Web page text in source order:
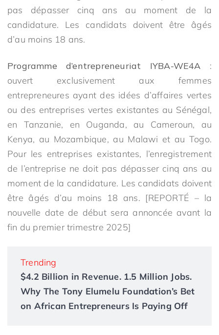
pas dépasser cinq ans au moment de la
candidature. Les candidats doivent être âgés
d’au moins 18 ans.
Programme d’entrepreneuriat IYBA-WE4A :
ouvert exclusivement aux femmes
entrepreneures ayant des idées d’affaires vertes
ou des entreprises vertes existantes au Sénégal,
en Tanzanie, en Ouganda, au Cameroun, au
Kenya, au Mozambique, au Malawi et au Togo.
Pour les entreprises existantes, l’enregistrement
de l’entreprise ne doit pas dépasser cinq ans au
moment de la candidature. Les candidats doivent
être âgés d’au moins 18 ans. [REPORTÉ – la
nouvelle date de début sera annoncée avant la
fin du premier trimestre 2025]
Trending
$4.2 Billion in Revenue. 1.5 Million Jobs.
Why The Tony Elumelu Foundation’s Bet
on African Entrepreneurs Is Paying Off